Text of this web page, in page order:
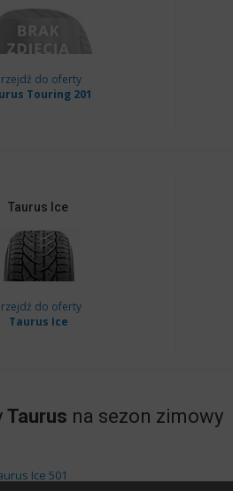
do oferty
Touring 201
Taurus Ice
do oferty
Taurus Ice
Taurus na sezon zimowy
Ice 501